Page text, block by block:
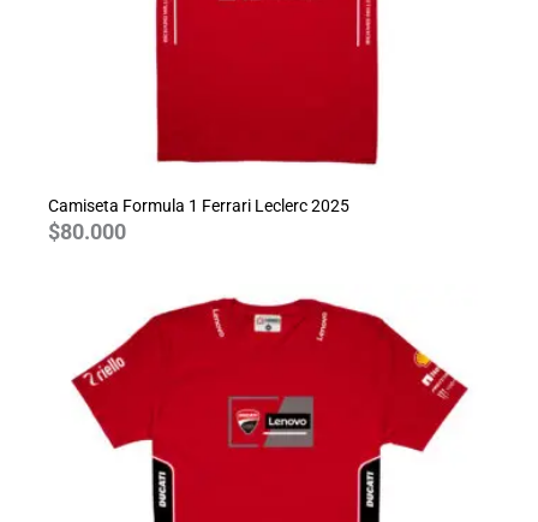
Camiseta Formula 1 Ferrari Leclerc 2025
$80.000